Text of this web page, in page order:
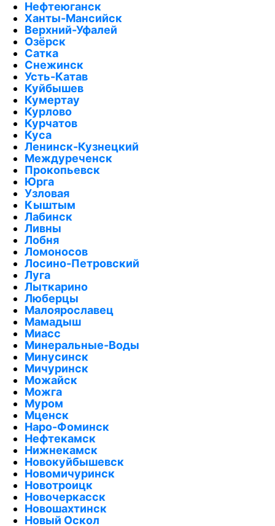
Нефтеюганск
Ханты-Мансийск
Верхний-Уфалей
Озёрск
Сатка
Снежинск
Усть-Катав
Куйбышев
Кумертау
Курлово
Курчатов
Куса
Ленинск-Кузнецкий
Междуреченск
Прокопьевск
Юрга
Узловая
Кыштым
Лабинск
Ливны
Лобня
Ломоносов
Лосино-Петровский
Луга
Лыткарино
Люберцы
Малоярославец
Мамадыш
Миасс
Минеральные-Воды
Минусинск
Мичуринск
Можайск
Можга
Муром
Мценск
Наро-Фоминск
Нефтекамск
Нижнекамск
Новокуйбышевск
Новомичуринск
Новотроицк
Новочеркасск
Новошахтинск
Новый Оскол